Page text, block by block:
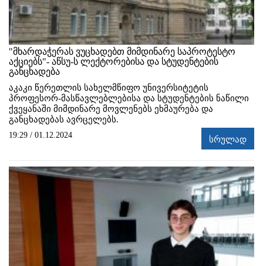
"მხარდაჭერას ვუცხადებთ მიმდინარე საპროტესტო
აქციებს"- აწსუ-ს ლექტორებისა და სტუდენტების
განცხადება
აკაკი წერეთლის სახელმწიფო უნივერსიტეტის
პროფესორ-მასწავლებლებისა და სტუდენტების ნაწილი
ქვეყანაში მიმდინარე მოვლენებს ეხმაურება და
განცხადებას ავრცელებს.
19:29 / 01.12.2024 სრულად